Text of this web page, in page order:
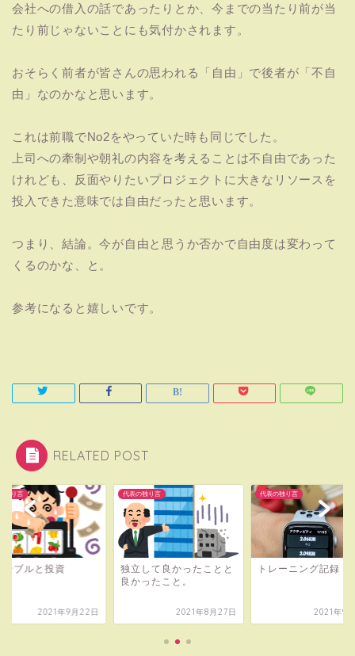
会社への借入の話であったりとか、今までの当たり前が当
たり前じゃないことにも気付かされます。
おそらく前者が皆さんの思われる「自由」で後者が「不自
由」なのかなと思います。
これは前職でNo2をやっていた時も同じでした。
上司への牽制や朝礼の内容を考えることは不自由であった
けれども、反面やりたいプロジェクトに大きなリソースを
投入できた意味では自由だったと思います。
つまり、結論。今が自由と思うか否かで自由度は変わって
くるのかな、と。
参考になると嬉しいです。
RELATED POST
独り言
ンブルと投資
2021年9月22日
代表の独り言
独立して良かったことと
良かったこと。
2021年8月27日
代表の独り言
トレーニング記録
2021年9